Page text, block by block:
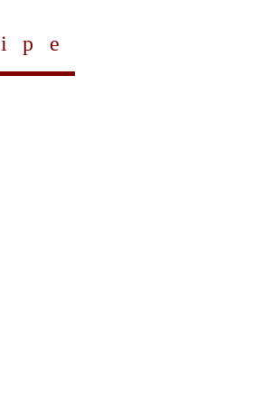
ipe